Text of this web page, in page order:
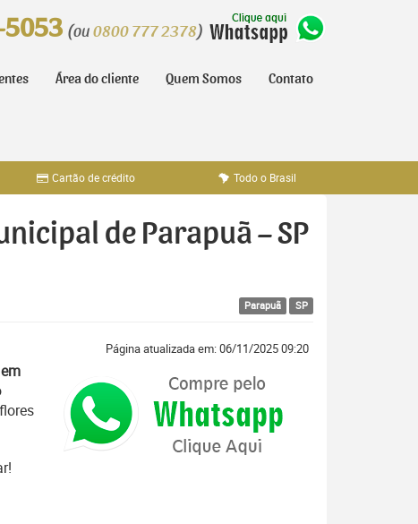
(ou 0800 777 2378)
Área do cliente Quem Somos Contato
Cartão de crédito Todo o Brasil
de Parapuã – SP
Parapuã SP
Página atualizada em: 06/11/2025 09:20